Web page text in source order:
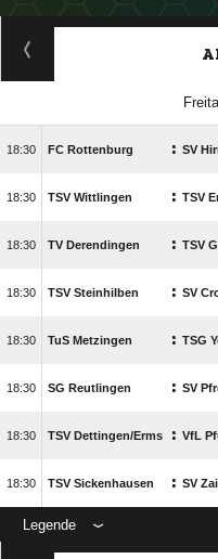
 FC Rottenburg : SV
 TSV Wittlingen : TSV
 TV Derendingen : TSV
 TSV Steinhilben : SV
 TuS Metzingen : TSG
 SG Reutlingen : SV
 TSV Dettingen/​Erms : VfL
 TSV Sickenhausen : SV
Legende